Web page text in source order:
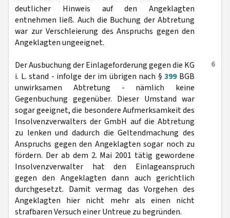
deutlicher Hinweis auf den Angeklagten
entnehmen ließ. Auch die Buchung der Abtretung
war zur Verschleierung des Anspruchs gegen den
Angeklagten ungeeignet.
6
Der Ausbuchung der Einlageforderung gegen die KG
i. L. stand - infolge der im übrigen nach §399BGB
unwirksamen Abtretung - nämlich keine
Gegenbuchung gegenüber. Dieser Umstand war
sogar geeignet, die besondere Aufmerksamkeit des
Insolvenzverwalters der GmbH auf die Abtretung
zu lenken und dadurch die Geltendmachung des
Anspruchs gegen den Angeklagten sogar noch zu
fördern. Der ab dem 2. Mai 2001 tätig gewordene
Insolvenzverwalter hat den Einlageanspruch
gegen den Angeklagten dann auch gerichtlich
durchgesetzt. Damit vermag das Vorgehen des
Angeklagten hier nicht mehr als einen nicht
strafbaren Versuch einer Untreue zu begründen.